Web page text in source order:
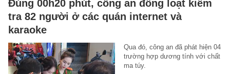
Đúng 00h20 phút, công an đồng loạt kiểm
tra 82 người ở các quán internet và
karaoke
Qua đó, công an đã phát hiện 04
trường hợp dương tính với chất
ma túy.